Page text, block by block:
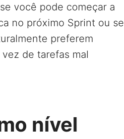
você pode começar a
no próximo Sprint ou se
preferem
de tarefas mal
nível